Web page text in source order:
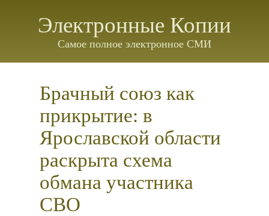
Электронные Копии
Самое полное электронное СМИ
Брачный союз как
прикрытие: в
Ярославской области
раскрыта схема
обмана участника
СВО